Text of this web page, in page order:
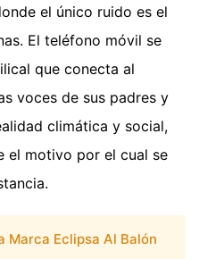
el único ruido es el
El teléfono móvil se
que conecta al
voces de sus padres y
climática y social,
el motivo por el cual se
Marca Eclipsa Al Balón